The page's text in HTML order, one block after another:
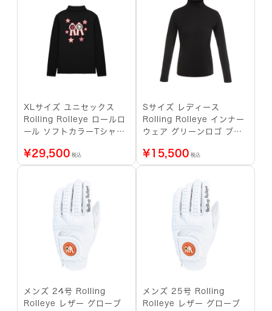
XLサイズ ユニセックス
Rolling Rolleye ロールロ
ール ソフトカラーTシャツ
¥29,500 税込
Sサイズ レディース
Rolling Rolleye インナー
ウェア グリーンロゴ ブラ
¥15,500 税込
メンズ 24号 Rolling
Rolleye レザー グローブ
メンズ 25号 Rolling
Rolleye レザー グローブ